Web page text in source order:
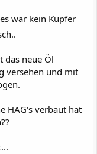
war kein Kupfer
das neue Öl
versehen und mit
HAG's verbaut hat